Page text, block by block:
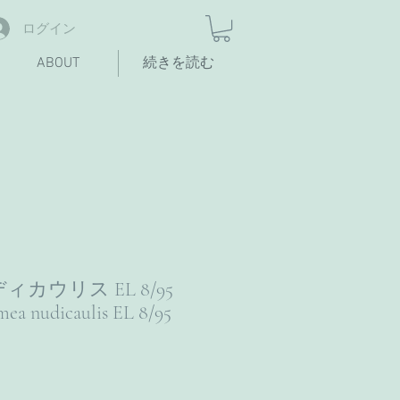
ログイン
ABOUT 続きを読む
カウリス EL 8/95
nudicaulis EL 8/95